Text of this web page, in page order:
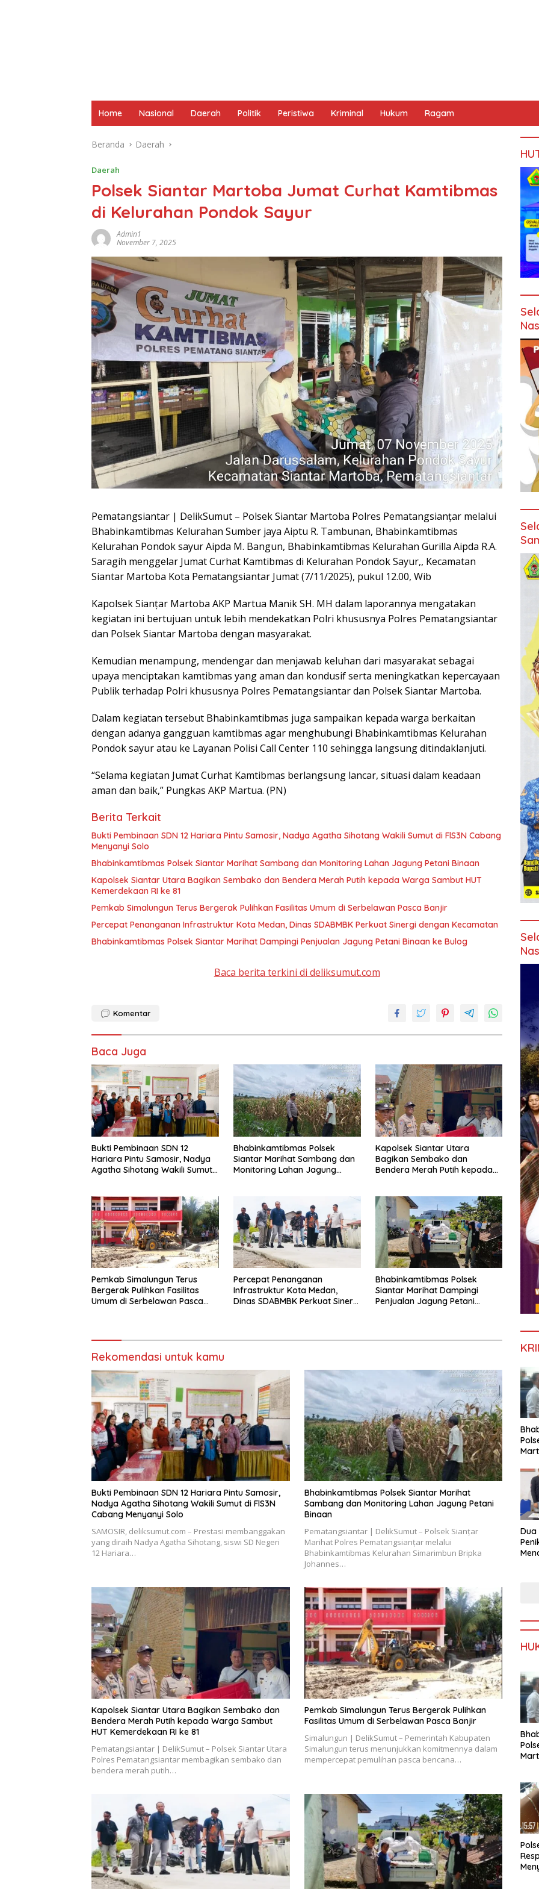
Home Nasional Daerah Politik Peristiwa Kriminal Hukum Ragam
Beranda Daerah
Daerah
Polsek Siantar Martoba Jumat Curhat Kamtibmas
di Kelurahan Pondok Sayur
Admin1
November 7, 2025
Pematangsiantar | DelikSumut – Polsek Siantar Martoba Polres Pematangsianțar melalui
Bhabinkamtibmas Kelurahan Sumber jaya Aiptu R. Tambunan, Bhabinkamtibmas
Kelurahan Pondok sayur Aipda M. Bangun, Bhabinkamtibmas Kelurahan Gurilla Aipda R.A.
Saragih menggelar Jumat Curhat Kamtibmas di Kelurahan Pondok Sayur,, Kecamatan
Siantar Martoba Kota Pematangsiantar Jumat (7/11/2025), pukul 12.00, Wib
Kapolsek Sianțar Martoba AKP Martua Manik SH. MH dalam laporannya mengatakan
kegiatan ini bertujuan untuk lebih mendekatkan Polri khususnya Polres Pematangsiantar
dan Polsek Siantar Martoba dengan masyarakat.
Kemudian menampung, mendengar dan menjawab keluhan dari masyarakat sebagai
upaya menciptakan kamtibmas yang aman dan kondusif serta meningkatkan kepercayaan
Publik terhadap Polri khususnya Polres Pematangsiantar dan Polsek Siantar Martoba.
Dalam kegiatan tersebut Bhabinkamtibmas juga sampaikan kepada warga berkaitan
dengan adanya gangguan kamtibmas agar menghubungi Bhabinkamtibmas Kelurahan
Pondok sayur atau ke Layanan Polisi Call Center 110 sehingga langsung ditindaklanjuti.
“Selama kegiatan Jumat Curhat Kamtibmas berlangsung lancar, situasi dalam keadaan
aman dan baik,” Pungkas AKP Martua. (PN)
Berita Terkait
Bukti Pembinaan SDN 12 Hariara Pintu Samosir, Nadya Agatha Sihotang Wakili Sumut di FlS3N Cabang
Menyanyi Solo
Bhabinkamtibmas Polsek Siantar Marihat Sambang dan Monitoring Lahan Jagung Petani Binaan
Kapolsek Siantar Utara Bagikan Sembako dan Bendera Merah Putih kepada Warga Sambut HUT
Kemerdekaan RI ke 81
Pemkab Simalungun Terus Bergerak Pulihkan Fasilitas Umum di Serbelawan Pasca Banjir
Percepat Penanganan Infrastruktur Kota Medan, Dinas SDABMBK Perkuat Sinergi dengan Kecamatan
Bhabinkamtibmas Polsek Siantar Marihat Dampingi Penjualan Jagung Petani Binaan ke Bulog
Baca berita terkini di deliksumut.com
Komentar
Baca Juga
Bukti Pembinaan SDN 12
Hariara Pintu Samosir, Nadya
Agatha Sihotang Wakili Sumut
Bhabinkamtibmas Polsek
Siantar Marihat Sambang dan
Monitoring Lahan Jagung
Kapolsek Siantar Utara
Bagikan Sembako dan
Bendera Merah Putih kepada
Pemkab Simalungun Terus
Bergerak Pulihkan Fasilitas
Umum di Serbelawan Pasca
Percepat Penanganan
Infrastruktur Kota Medan,
Dinas SDABMBK Perkuat Sinergi
Bhabinkamtibmas Polsek
Siantar Marihat Dampingi
Penjualan Jagung Petani
Rekomendasi untuk kamu
Bukti Pembinaan SDN 12 Hariara Pintu Samosir,
Nadya Agatha Sihotang Wakili Sumut di FlS3N
Cabang Menyanyi Solo
SAMOSIR, deliksumut.com – Prestasi membanggakan
yang diraih Nadya Agatha Sihotang, siswi SD Negeri
12 Hariara…
Bhabinkamtibmas Polsek Siantar Marihat
Sambang dan Monitoring Lahan Jagung Petani
Binaan
Pematangsiantar | DelikSumut – Polsek Sianțar
Marihat Polres Pematangsianțar melalui
Bhabinkamtibmas Kelurahan Simarimbun Bripka
Johannes…
Kapolsek Siantar Utara Bagikan Sembako dan
Bendera Merah Putih kepada Warga Sambut
HUT Kemerdekaan RI ke 81
Pematangsiantar | DelikSumut – Polsek Siantar Utara
Polres Pematangsiantar membagikan sembako dan
bendera merah putih…
Pemkab Simalungun Terus Bergerak Pulihkan
Fasilitas Umum di Serbelawan Pasca Banjir
Simalungun | DelikSumut – Pemerintah Kabupaten
Simalungun terus menunjukkan komitmennya dalam
mempercepat pemulihan pasca bencana…
Dua